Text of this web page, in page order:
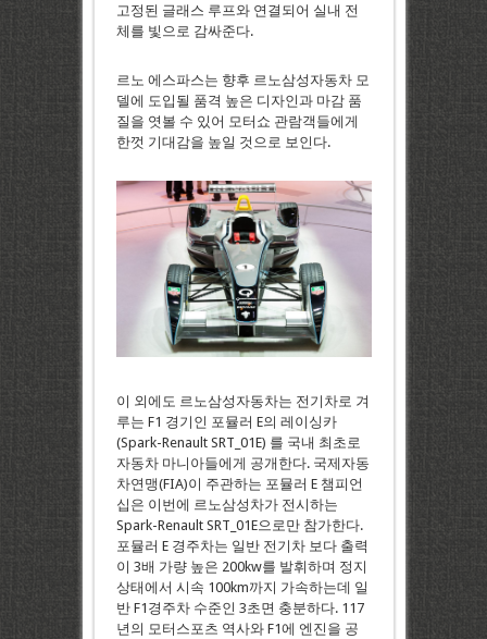
고정된 글래스 루프와 연결되어 실내 전
체를 빛으로 감싸준다.
르노 에스파스는 향후 르노삼성자동차 모
델에 도입될 품격 높은 디자인과 마감 품
질을 엿볼 수 있어 모터쇼 관람객들에게
한껏 기대감을 높일 것으로 보인다.
이 외에도 르노삼성자동차는 전기차로 겨
루는 F1 경기인 포뮬러 E의 레이싱카
(Spark-Renault SRT_01E) 를 국내 최초로
자동차 마니아들에게 공개한다. 국제자동
차연맹(FIA)이 주관하는 포뮬러 E 챔피언
십은 이번에 르노삼성차가 전시하는
Spark-Renault SRT_01E으로만 참가한다.
포뮬러 E 경주차는 일반 전기차 보다 출력
이 3배 가량 높은 200kw를 발휘하며 정지
상태에서 시속 100km까지 가속하는데 일
반 F1경주차 수준인 3초면 충분하다. 117
년의 모터스포츠 역사와 F1에 엔진을 공